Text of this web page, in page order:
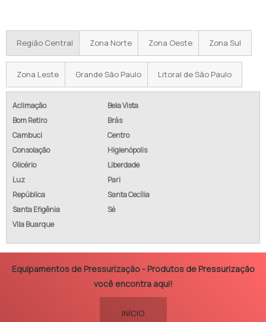
Região Central Zona Norte Zona Oeste Zona Sul
Zona Leste Grande São Paulo Litoral de São Paulo
Aclimação
Bela Vista
Bom Retiro
Brás
Cambuci
Centro
Consolação
Higienópolis
Glicério
Liberdade
Luz
Pari
República
Santa Cecília
Santa Efigênia
Sé
Vila Buarque
Equipamentos de Pressurização - Produtos de Pressurização
você encontra aqui!
INÍCIO